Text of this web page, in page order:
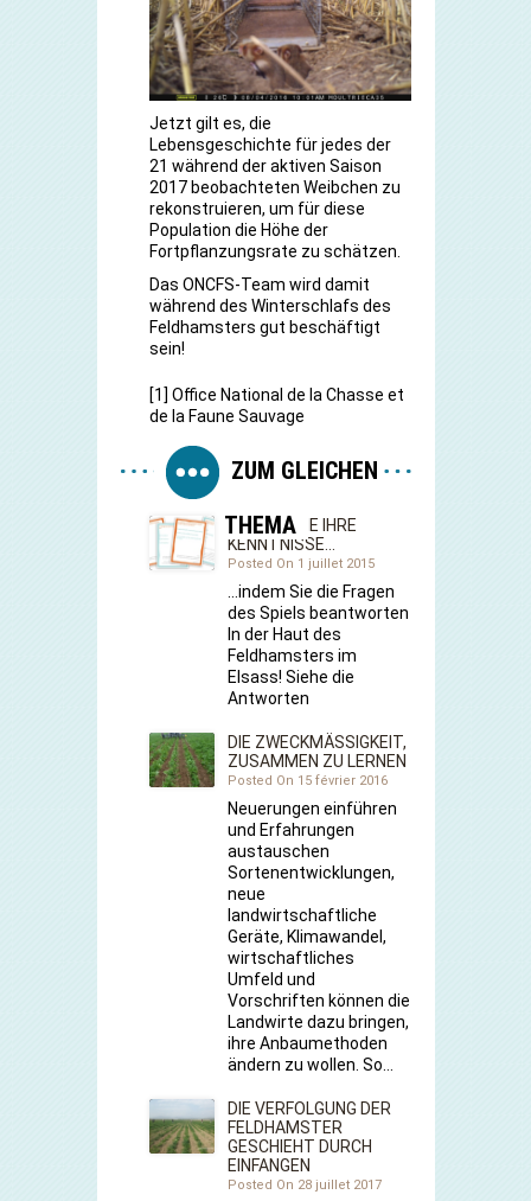
Jetzt gilt es, die
Lebensgeschichte für jedes der
21 während der aktiven Saison
2017 beobachteten Weibchen zu
rekonstruieren, um für diese
Population die Höhe der
Fortpflanzungsrate zu schätzen.
Das ONCFS-Team wird damit
während des Winterschlafs des
Feldhamsters gut beschäftigt
sein!
[1] Office National de la Chasse et
de la Faune Sauvage
ZUM GLEICHEN
THEMA
TESTEN SIE IHRE
KENNTNISSE…
Posted On 1 juillet 2015
…indem Sie die Fragen
des Spiels beantworten
In der Haut des
Feldhamsters im
Elsass! Siehe die
Antworten
DIE ZWECKMÄSSIGKEIT, Z
USAMMEN ZU LERNEN
Posted On 15 février 2016
Neuerungen einführen
und Erfahrungen
austauschen
Sortenentwicklungen,
neue
landwirtschaftliche
Geräte, Klimawandel,
wirtschaftliches
Umfeld und
Vorschriften können die
Landwirte dazu bringen,
ihre Anbaumethoden
ändern zu wollen. So…
DIE VERFOLGUNG DER
FELDHAMSTER
GESCHIEHT DURCH
EINFANGEN
Posted On 28 juillet 2017